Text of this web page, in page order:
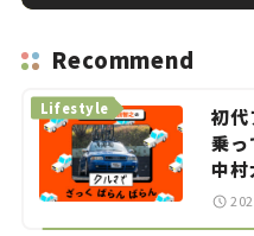
Recommend
初代
乗っ
中
智之
らん
Lifestyle